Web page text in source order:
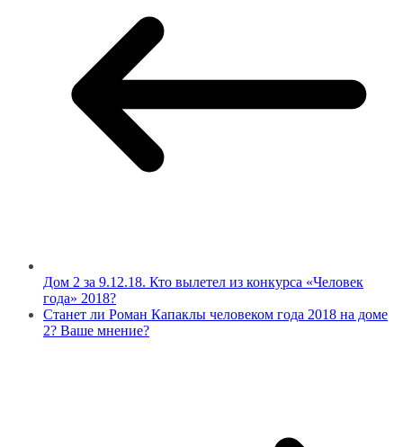
Дом 2 за 9.12.18. Кто вылетел из конкурса «Человек
года» 2018?
Станет ли Роман Капаклы человеком года 2018 на доме
2? Ваше мнение?